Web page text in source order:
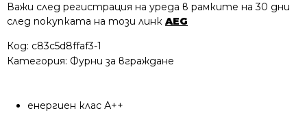
Важи след регистрация на уреда в рамките на 30 дни
след покупката на този линк AEG
Код: c83c5d8ffaf3-1
Категория: Фурни за вграждане
енергиен клас А++